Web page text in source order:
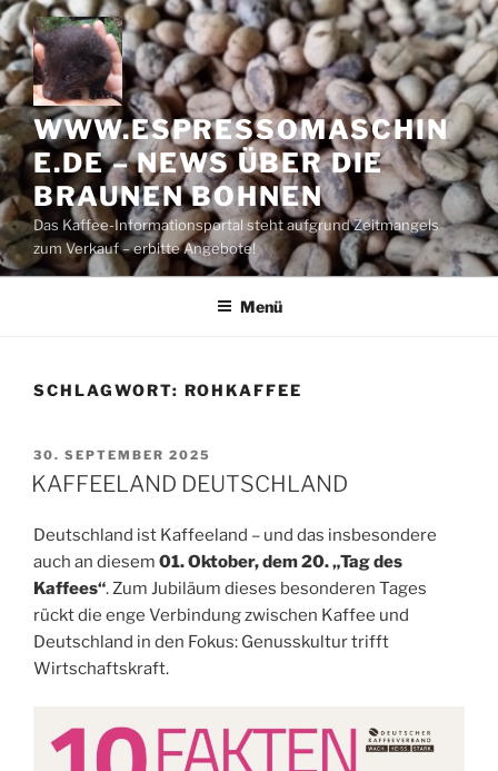
Zum
Inhalt
springen
WWW.ESPRESSOMASCHIN
E.DE – NEWS ÜBER DIE
BRAUNEN BOHNEN
Das Kaffee-Informationsportal steht aufgrund Zeitmangels
zum Verkauf – erbitte Angebote!
Menü
SCHLAGWORT: ROHKAFFEE
VERÖFFENTLICHT
AM
30. SEPTEMBER 2025
KAFFEELAND DEUTSCHLAND
Deutschland ist Kaffeeland – und das insbesondere
auch an diesem 01. Oktober, dem 20. „Tag des
Kaffees“. Zum Jubiläum dieses besonderen Tages
rückt die enge Verbindung zwischen Kaffee und
Deutschland in den Fokus: Genusskultur trifft
Wirtschaftskraft.